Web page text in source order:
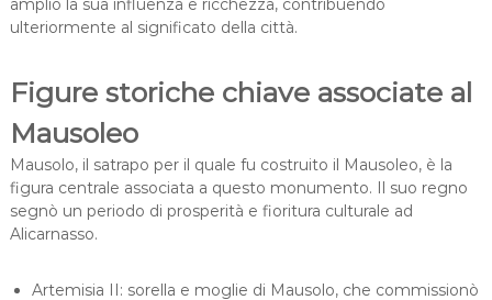
ampliò la sua influenza e ricchezza, contribuendo
ulteriormente al significato della città.
Figure storiche chiave associate al
Mausoleo
Mausolo, il satrapo per il quale fu costruito il Mausoleo, è la
figura centrale associata a questo monumento. Il suo regno
segnò un periodo di prosperità e fioritura culturale ad
Alicarnasso.
Artemisia II: sorella e moglie di Mausolo, che commissionò